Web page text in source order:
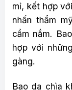
mỉ, kết hợp
nhấn thẩm
cầm nắm.
hợp với
gàng.
Bao da chìa